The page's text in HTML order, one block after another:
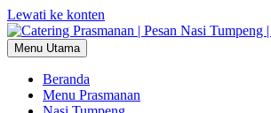
Lewati ke konten
Menu Utama
Beranda
Menu Prasmanan